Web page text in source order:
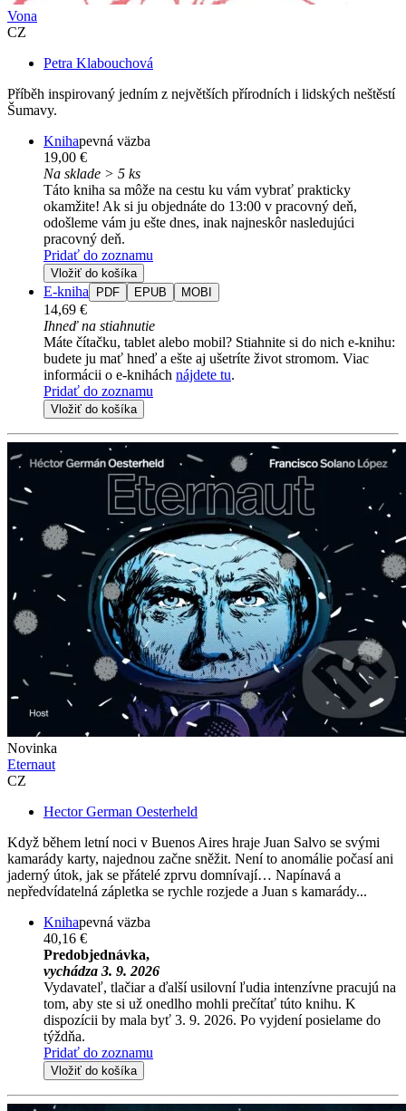
Vona
CZ
Petra Klabouchová
Příběh inspirovaný jedním z největších přírodních i lidských neštěstí
Šumavy.
Knihapevná väzba
19,00 €
Na sklade > 5 ks
Táto kniha sa môže na cestu ku vám vybrať prakticky
okamžite! Ak si ju objednáte do 13:00 v pracovný deň,
odošleme vám ju ešte dnes, inak najneskôr nasledujúci
pracovný deň.
Pridať do zoznamu
Vložiť do košíka
E-kniha PDF EPUB MOBI
14,69 €
Ihneď na stiahnutie
Máte čítačku, tablet alebo mobil? Stiahnite si do nich e-knihu:
budete ju mať hneď a ešte aj ušetríte život stromom. Viac
informácii o e-knihách nájdete tu.
Pridať do zoznamu
Vložiť do košíka
Novinka
Eternaut
CZ
Hector German Oesterheld
Když během letní noci v Buenos Aires hraje Juan Salvo se svými
kamarády karty, najednou začne sněžit. Není to anomálie počasí ani
jaderný útok, jak se přátelé zprvu domnívají… Napínavá a
nepředvídatelná zápletka se rychle rozjede a Juan s kamarády...
Knihapevná väzba
40,16 €
Predobjednávka,
vychádza 3. 9. 2026
Vydavateľ, tlačiar a ďalší usilovní ľudia intenzívne pracujú na
tom, aby ste si už onedlho mohli prečítať túto knihu. K
dispozícii by mala byť 3. 9. 2026. Po vyjdení posielame do
týždňa.
Pridať do zoznamu
Vložiť do košíka